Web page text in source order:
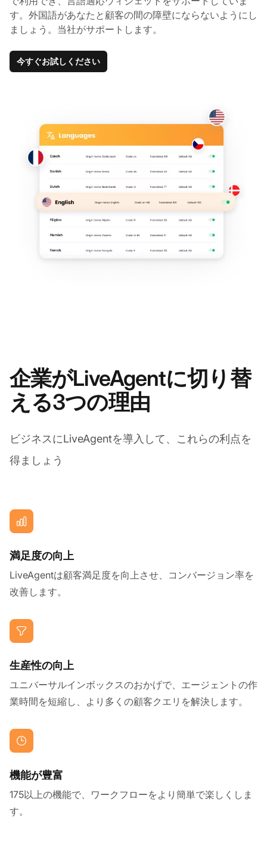
す。外国語があなたと顧客の間の障壁にならないようにし
ましょう。当社がサポートします。
今すぐお試しください
企業がLiveAgentに切り替
える3つの理由
ビジネスにLiveAgentを導入して、これらの利点を
得ましょう
満足度の向上
LiveAgentは顧客満足度を向上させ、コンバージョン率を
改善します。
生産性の向上
ユニバーサルインボックスのおかげで、エージェントの作
業時間を短縮し、より多くの顧客クエリを解決します。
機能が豊富
175以上の機能で、ワークフローをより簡単で楽しくしま
す。